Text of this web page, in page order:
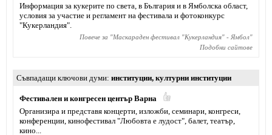
Информация за кукерите по света, в България и в Ямболска област,
условия за участие и регламент на фестивала и фотоконкурс
"Кукерландия".
Повече за "Маскараден фестивал "Кукерландия" - Ямбол"
Подобни сайтове
Съвпадащи ключови думи институции, културни институции
Фестивален и конгресен център Варна
Организира и представя концерти, изложби, семинари, конгреси,
конференции, кинофестивал "Любовта е лудост", балет, театър,
кино...